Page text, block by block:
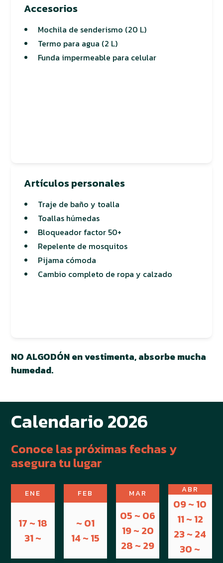
Accesorios
Mochila de senderismo (20 L)
Termo para agua (2 L)
Funda impermeable para celular
Artículos personales
Traje de baño y toalla
Toallas húmedas
Bloqueador factor 50+
Repelente de mosquitos
Pijama cómoda
Cambio completo de ropa y calzado
NO ALGODÓN en vestimenta, absorbe mucha
humedad.
Calendario 2026
Conoce las próximas fechas y
asegura tu lugar
ENE
17 ~ 18
31 ~
FEB
~ 01
14 ~ 15
MAR
05 ~ 06
19 ~ 20
28 ~ 29
ABR
09 ~ 10
11 ~ 12
23 ~ 24
30 ~